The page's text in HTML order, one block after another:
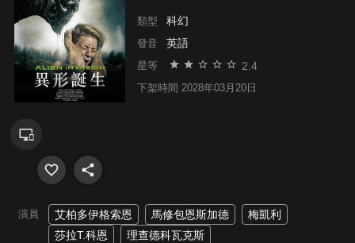
類型 科幻
發音 英語
星等 2.4
下架時間 2028年03月20日
演員 艾柏多伊格索恩 馬修包恩斯加德
梅凱利
莎拉T.科恩
理查德科瓦克斯